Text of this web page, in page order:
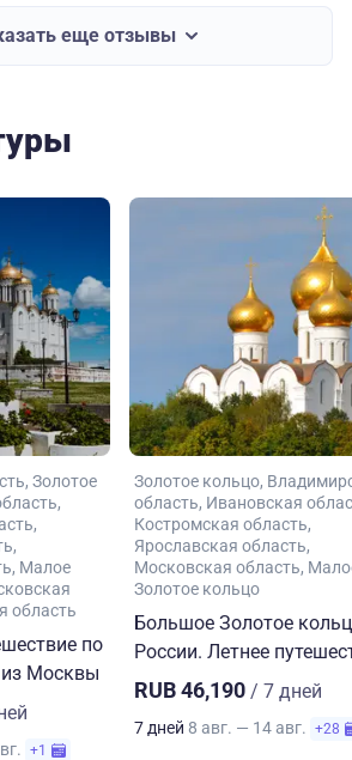
еще отзывы
Золотое
Малое
область
по
Москвы
+1
Золотое кольцо
область Ивановская
Костромская область
Ярославская область
Московская область
Золотое кольцо
Большое Золотое
России. Летнее
RUB 46,190 / 7 дней
7 дней 8 авг. — 14 авг. +28